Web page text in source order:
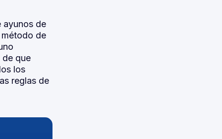
ayunos de
de
de que
los
reglas de